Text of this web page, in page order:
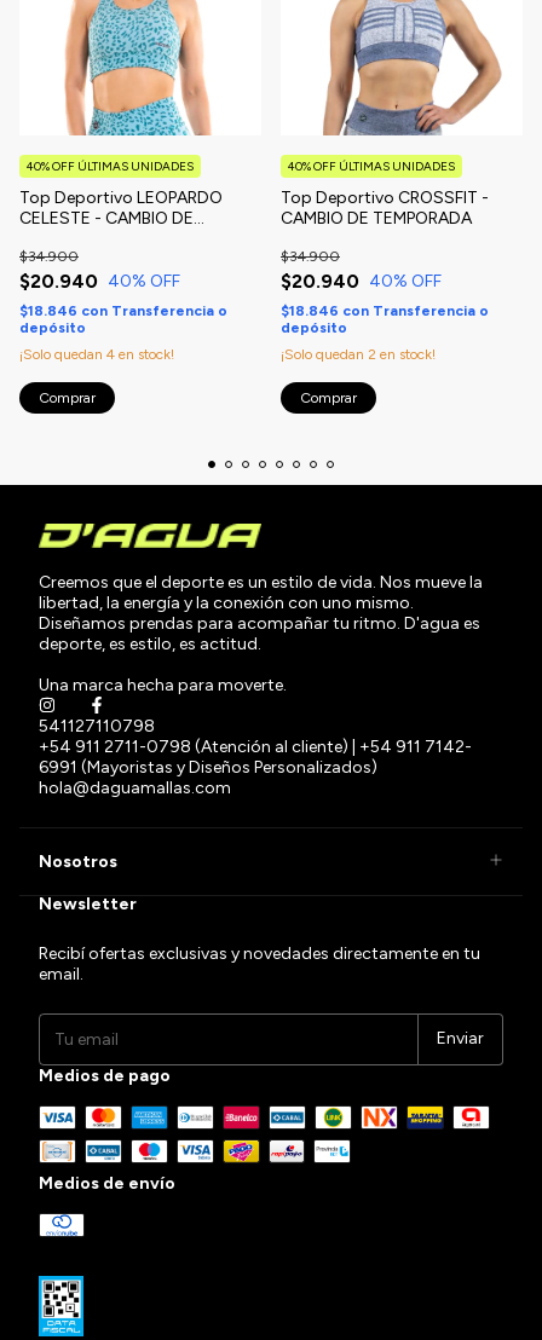
Top Deportivo LEOPARDO
CELESTE - CAMBIO DE
$20.940
$34.900
40% OFF
40% OFF ÚLTIMAS UNIDADES
$18.846 con Transferencia o
depósito
¡Solo quedan 4 en stock!
Comprar
Top Deportivo CROSSFIT -
CAMBIO DE TEMPORADA
$20.940
$34.900
40% OFF
40% OFF ÚLTIMAS UNIDADES
$18.846 con Transferencia o
depósito
¡Solo quedan 2 en stock!
Comprar
Creemos que el deporte es un estilo de vida. Nos mueve la
libertad, la energía y la conexión con uno mismo.
Diseñamos prendas para acompañar tu ritmo. D'agua es
deporte, es estilo, es actitud.
Una marca hecha para moverte.
541127110798
+54 911 2711-0798 (Atención al cliente) | +54 911 7142-
6991 (Mayoristas y Diseños Personalizados)
hola@daguamallas.com
Nosotros
Newsletter
Recibí ofertas exclusivas y novedades directamente en tu
email.
Medios de pago
Medios de envío